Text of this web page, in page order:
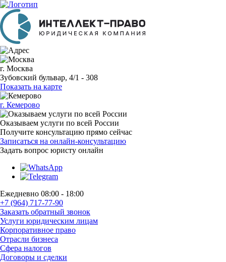
г. Москва
Зубовский бульвар, 4/1 - 308
Показать на карте
г. Кемерово
Оказываем услуги по всей России
Получите консультацию прямо сейчас
Записаться на онлайн-консультацию
Задать вопрос юристу онлайн
Ежедневно 08:00 - 18:00
+7 (964) 717-77-90
Заказать обратный звонок
Услуги юридическим лицам
Корпоративное право
Отрасли бизнеса
Сфера налогов
Договоры и сделки